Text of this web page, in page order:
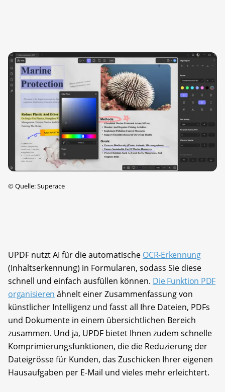
©Quelle: Superace
UPDF nutzt AI für die automatische OCR-Erkennung
(Inhaltserkennung) in Formularen, sodass Sie diese
schnell und einfach ausfüllen können. Die Funktion PDF
organisieren ähnelt einer Zusammenfassung von
künstlicher Intelligenz und fasst all Ihre Dateien, PDFs
und Dokumente in einem übersichtlichen Bereich
zusammen. Und ja, UPDF bietet Ihnen zudem schnelle
Komprimierungsfunktionen, die die Reduzierung der
Dateigrösse für Kunden, das Zuschicken Ihrer eigenen
Hausaufgaben per E-Mail und vieles mehr erleichtert.